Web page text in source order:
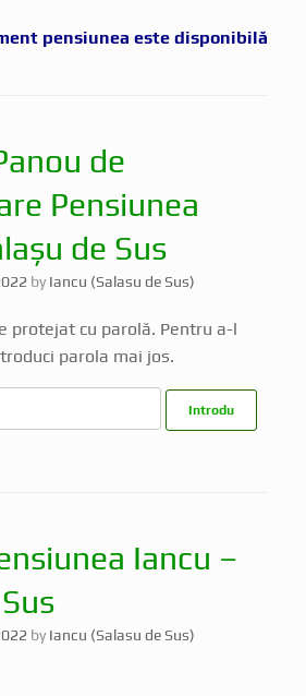
pensiunea este disponibilă
de
Pensiunea
de Sus
by Iancu (Salasu de Sus)
protejat cu parolă. Pentru a-l
parola mai jos.
Iancu –
by Iancu (Salasu de Sus)